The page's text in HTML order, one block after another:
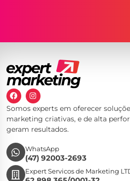
Somos experts em oferecer
marketing criativas, e de alta
geram resultados.
WhatsApp
(47) 92003-2693
Expert Servicos de Marketing